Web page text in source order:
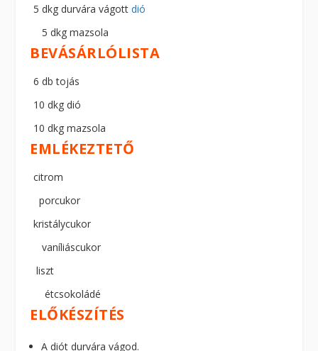
5 dkg durvára vágottdió
5 dkg mazsola
BEVÁSÁRLÓLISTA
6 db tojás
10 dkg dió
10 dkg mazsola
EMLÉKEZTETŐ
citrom
porcukor
kristálycukor
vaníliáscukor
liszt
étcsokoládé
ELŐKÉSZÍTÉS
A diót durvára vágod.